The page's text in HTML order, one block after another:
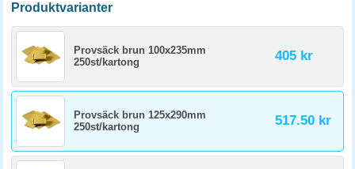
Produktvarianter
Provsäck brun 100x235mm
250st/kartong
405 kr
Provsäck brun 125x290mm
250st/kartong
517.50 kr